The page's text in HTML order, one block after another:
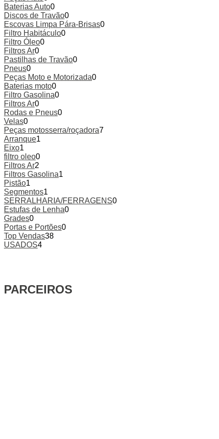
Baterias Auto0
Discos de Travão0
Escovas Limpa Pára-Brisas0
Filtro Habitáculo0
Filtro Óleo0
Filtros Ar0
Pastilhas de Travão0
Pneus0
Peças Moto e Motorizada0
Baterias moto0
Filtro Gasolina0
Filtros Ar0
Rodas e Pneus0
Velas0
Peças motosserra/roçadora7
Arranque1
Eixo1
filtro oleo0
Filtros Ar2
Filtros Gasolina1
Pistão1
Segmentos1
SERRALHARIA/FERRAGENS0
Estufas de Lenha0
Grades0
Portas e Portões0
Top Vendas38
USADOS4
PARCEIROS